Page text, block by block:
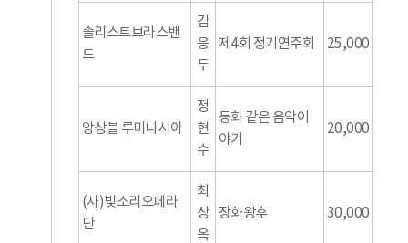
솔리스트브라스밴
드
김
응
두
제4회 정기연주회 25,000
앙상블 루미나시아
정
현
수
동화 같은 음악이
야기
20,000
(사)빛소리오페라
단
최
상
옥
장화왕후 30,000